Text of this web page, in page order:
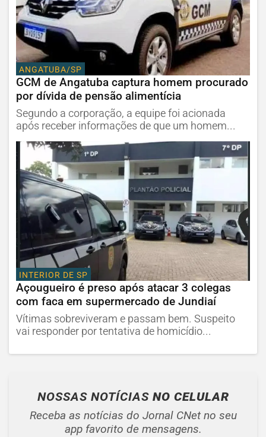
ANGATUBA/SP
GCM de Angatuba captura homem procurado
por dívida de pensão alimentícia
Segundo a corporação, a equipe foi acionada
após receber informações de que um homem...
INTERIOR DE SP
Açougueiro é preso após atacar 3 colegas
com faca em supermercado de Jundiaí
Vítimas sobreviveram e passam bem. Suspeito
vai responder por tentativa de homicídio...
NOSSAS NOTÍCIAS NO CELULAR
Receba as notícias do Jornal CNet no seu
app favorito de mensagens.